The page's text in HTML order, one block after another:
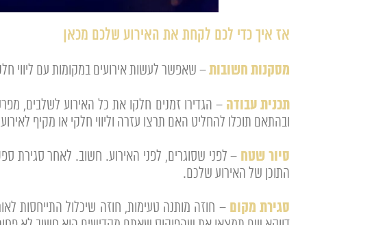
אז איך כדי לכם לקחת את האירוע שלכם מכאן
מסקנות חשובות– שאפשר לעשות אירועים במקומות עם ליווי
תכנית עבודה – הגדירו זמנים חלקו את כל האירוע לשלבים,
ובהתאם תוכלו להחליט האם תרצו עזרה וליווי חלקי או מקיף
סיור שטח – לפני שסוגרים, לפני האירוע. חשוב. לאחר סגירת
התוכן של האירוע שלכם.
סגירת מקום – חוזה מותנה טעימות, חוזה שיכלול התייחסות